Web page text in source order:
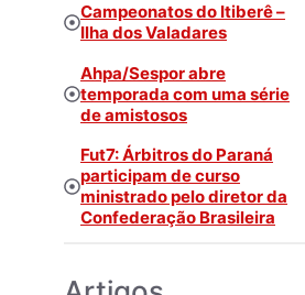
Campeonatos do Itiberê –
Ilha dos Valadares
Ahpa/Sespor abre
temporada com uma série
de amistosos
Fut7: Árbitros do Paraná
participam de curso
ministrado pelo diretor da
Confederação Brasileira